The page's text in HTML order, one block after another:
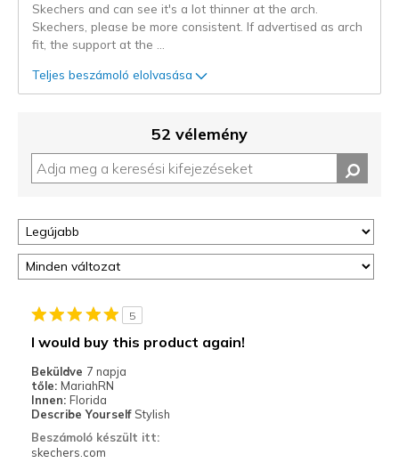
Skechers and can see it's a lot thinner at the arch.
Skechers, please be more consistent. If advertised as arch
fit, the support at the
Teljes beszámoló elolvasása
52 vélemény
5
I would buy this product again!
Beküldve 7 napja
tőle: MariahRN
Innen: Florida
Describe Yourself Stylish
Beszámoló készült itt:
skechers.com